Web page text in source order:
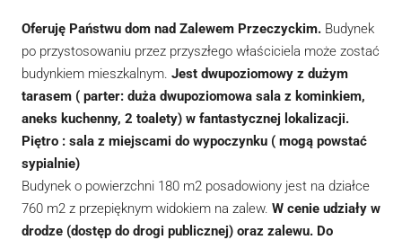
Oferuję Państwu dom nad Zalewem Przeczyckim. Budynek
po przystosowaniu przez przyszłego właściciela może zostać
budynkiem mieszkalnym. Jest dwupoziomowy z dużym
tarasem ( parter: duża dwupoziomowa sala z kominkiem,
aneks kuchenny, 2 toalety) w fantastycznej lokalizacji.
Piętro : sala z miejscami do wypoczynku ( mogą powstać
sypialnie)
Budynek o powierzchni 180 m2 posadowiony jest na działce
760 m2 z przepięknym widokiem na zalew. W cenie udziały w
drodze (dostęp do drogi publicznej) oraz zalewu. Do